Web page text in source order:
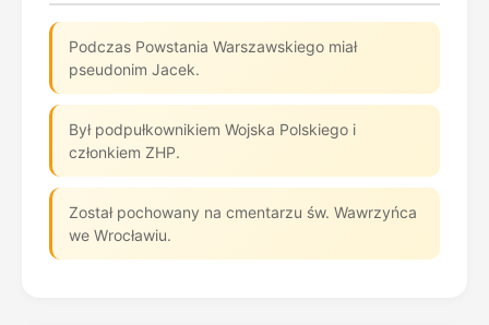
Podczas Powstania Warszawskiego miał
pseudonim Jacek.
Był podpułkownikiem Wojska Polskiego i
członkiem ZHP.
Został pochowany na cmentarzu św. Wawrzyńca
we Wrocławiu.